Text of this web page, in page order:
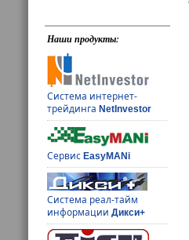
Наши продукты:
Система интернет-
трейдингаNetInvestor
СервисEasyMANi
Система реал-тайм
информацииДикси+